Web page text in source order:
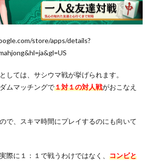
store/apps/details?
しては、サシウマ戦が挙げられます。
ムマッチングで１対１の対人戦がおこなえ
ので、スキマ時間にプレイするのにも向いて
際に１：１で戦うわけではなく、 コンビと